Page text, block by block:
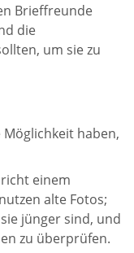
Brieffreunde
die
um sie zu
Möglichkeit haben,
einem
alte Fotos;
jünger sind, und
zu überprüfen.